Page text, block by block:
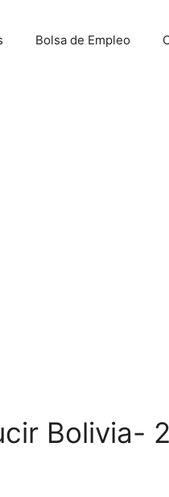
Bolsa de Empleo
Bolivia-